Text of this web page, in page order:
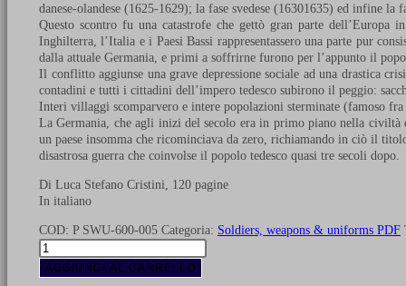
danese-olandese (1625-1629); la fase svedese (16301635) ed infine la
Questo scontro fu una catastrofe che gettò gran parte
Inghilterra, l’Italia e i Paesi Bassi rappresentassero una parte pur
dalla attuale Germania, e primi a soffrirne furono per l’appunto il
Il conflitto aggiunse una grave depressione sociale ad una drastica
contadini e tutti i cittadini dell’impero tedesco subirono il peggio:
Interi villaggi scomparvero e intere popolazioni sterminate (famoso
La Germania, che agli inizi del secolo era in primo piano nella
un paese insomma che ricominciava da zero, richiamando in ciò il
disastrosa guerra che coinvolse il popolo tedesco quasi tre secoli dopo.
Di Luca Stefano Cristini, 120 pagine
In italiano
COD: P SWU-600-005 Categoria: Soldiers, weapons & uniforms PDF
Storia
della
guerra
AGGIUNGI AL CARRELLO